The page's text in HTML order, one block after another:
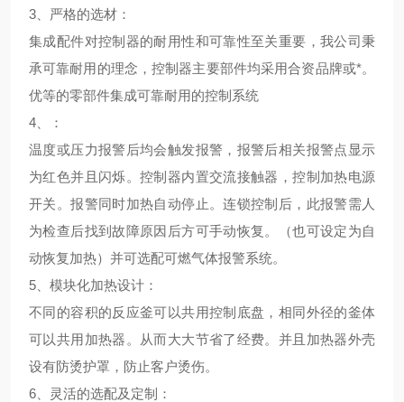
3、 严格的选材 ：
集成配件对控制器的耐用性和可靠性至关重要，我公司秉
承可靠耐用的理念，控制器主要部件均采用合资品牌或*。
优等的零部件集成可靠耐用的控制系统
4、
：
温度或压力报警后均会触发报警，报警后相关报警点显示
为红色并且闪烁。控制器内置交流接触器，控制加热电源
开关。报警同时加热自动停止。连锁控制后，此报警需人
为检查后找到故障原因后方可手动恢复。（也可设定为自
动恢复加热）并可选配可燃气体报警系统。
5、 模块化加热设计 ：
不同的容积的反应釜可以共用控制底盘，相同外径的釜体
可以共用加热器。从而大大节省了经费。并且加热器外壳
设有防烫护罩，防止客户烫伤。
6、
灵活的选配及定制 ：